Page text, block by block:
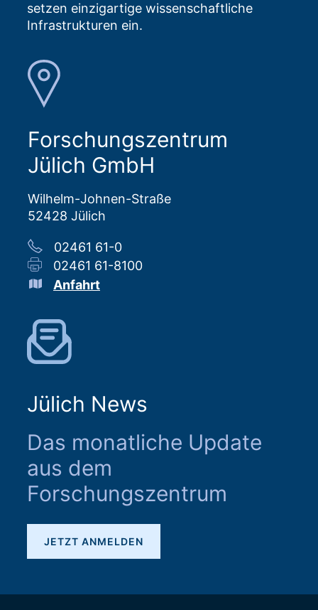
setzen einzigartige wissenschaftliche
Infrastrukturen ein.
Forschungszentrum
Jülich GmbH
Wilhelm-Johnen-Straße
52428 Jülich
02461 61-0
02461 61-8100
Anfahrt
Jülich News
Das monatliche Update
aus dem
Forschungszentrum
JETZT ANMELDEN